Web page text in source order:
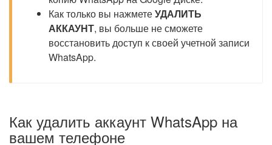
Как только вы нажметеУДАЛИТЬ
АККАУНТ, вы больше не сможете
восстановить доступ к своей учетной записи
WhatsApp.
Как удалить аккаунт WhatsApp на
вашем телефоне